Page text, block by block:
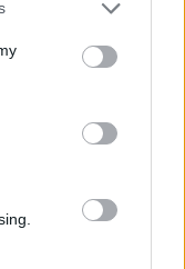
σταδιακά
οι
ανάγκες. Το
δείγματος
έργου «Μελέτη
με σκοπό